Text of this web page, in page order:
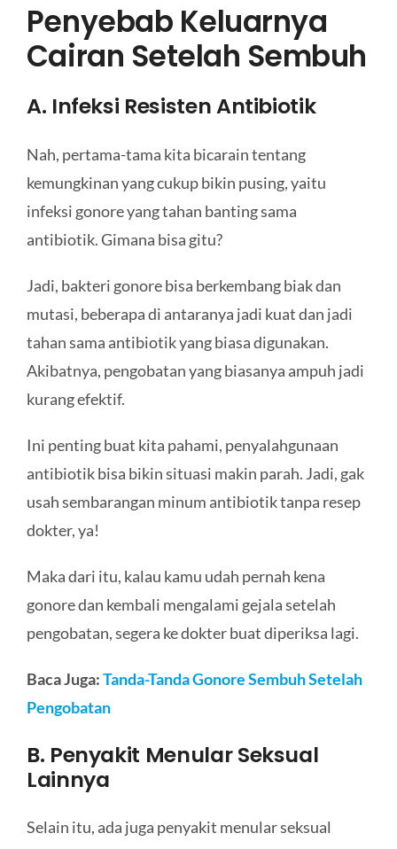
Penyebab Keluarnya
Cairan Setelah Sembuh
A. Infeksi Resisten Antibiotik
Nah, pertama-tama kita bicarain tentang
kemungkinan yang cukup bikin pusing, yaitu
infeksi gonore yang tahan banting sama
antibiotik. Gimana bisa gitu?
Jadi, bakteri gonore bisa berkembang biak dan
mutasi, beberapa di antaranya jadi kuat dan jadi
tahan sama antibiotik yang biasa digunakan.
Akibatnya, pengobatan yang biasanya ampuh jadi
kurang efektif.
Ini penting buat kita pahami, penyalahgunaan
antibiotik bisa bikin situasi makin parah. Jadi, gak
usah sembarangan minum antibiotik tanpa resep
dokter, ya!
Maka dari itu, kalau kamu udah pernah kena
gonore dan kembali mengalami gejala setelah
pengobatan, segera ke dokter buat diperiksa lagi.
Baca Juga:Tanda-Tanda Gonore Sembuh Setelah
Pengobatan
B. Penyakit Menular Seksual
Lainnya
Selain itu, ada juga penyakit menular seksual